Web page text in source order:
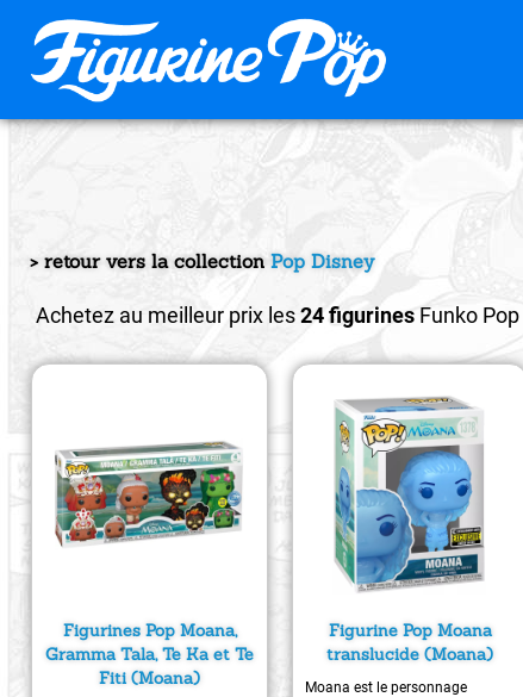
> retour vers la collection Pop Disney
Achetez au meilleur prix les24 figurines Funko Pop
Figurines Pop Moana,
Gramma Tala, Te Ka et Te
Fiti (Moana)
Figurine Pop Moana
translucide (Moana)
Moana est le personnage